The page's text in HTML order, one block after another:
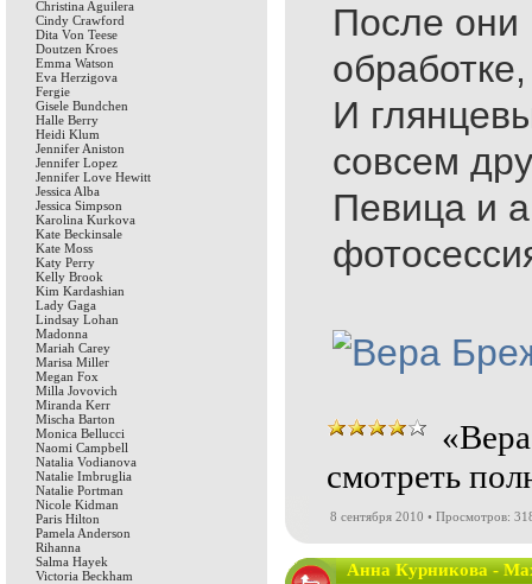
Christina Aguilera
Cindy Crawford
Dita Von Teese
Doutzen Kroes
Emma Watson
Eva Herzigova
Fergie
Gisele Bundchen
Halle Berry
Heidi Klum
Jennifer Aniston
Jennifer Lopez
Jennifer Love Hewitt
Jessica Alba
Jessica Simpson
Karolina Kurkova
Kate Beckinsale
Kate Moss
Katy Perry
Kelly Brook
Kim Kardashian
Lady Gaga
Lindsay Lohan
Madonna
Mariah Carey
Marisa Miller
Megan Fox
Milla Jovovich
Miranda Kerr
Mischa Barton
Monica Bellucci
Naomi Campbell
Natalia Vodianova
Natalie Imbruglia
Natalie Portman
Nicole Kidman
Paris Hilton
Pamela Anderson
Rihanna
Salma Hayek
Victoria Beckham
После они
И
совсем
Певица и
смотреть
8 сентября 2010 • Просмотров:
Анна Курникова -